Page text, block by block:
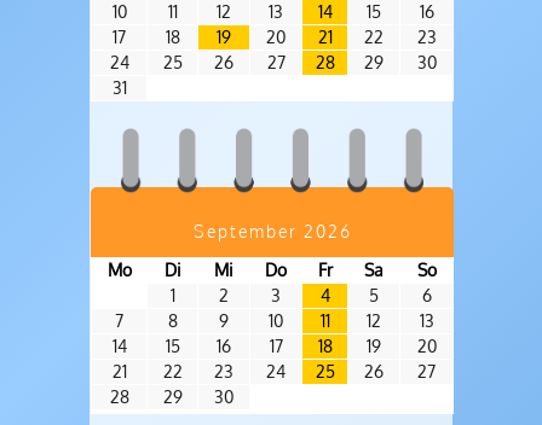
10
11 12 13 14 15
16
17
18 19 20 21 22
23
24
25 26 27 28 29
30
31
September 2026
Mo
Di Mi Do Fr Sa
So
1
2 3 4 5
6
7
8 9 10 11 12
13
14
15 16 17 18 19
20
21
22 23 24 25 26
27
28
29 30